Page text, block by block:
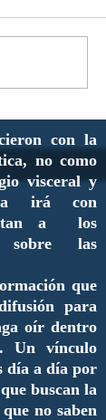
con la
no como
visceral y
irá con
a los
sobre las
que
para
oír dentro
Un vínculo
día a día por
buscan la
no saben